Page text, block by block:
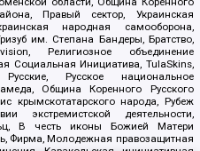
Правый сектор, Украинская
народная самооборона,
им. Степана Бандеры, Братство,
Религиозное объединение
Социальная Инициатива, TulaSkins,
Русское национальное
Община Коренного Русского
крымскотатарского народа, Рубеж
экстремистской деятельности,
В честь иконы Божией Матери
Фирма, Молодежная правозащитная